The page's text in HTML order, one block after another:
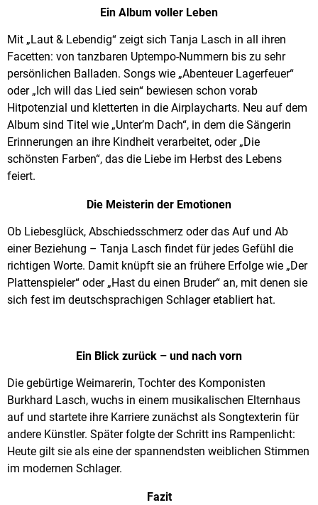
Ein Album voller Leben
Mit „Laut & Lebendig“ zeigt sich Tanja Lasch in all ihren
Facetten: von tanzbaren Uptempo-Nummern bis zu sehr
persönlichen Balladen. Songs wie „Abenteuer Lagerfeuer“
oder „Ich will das Lied sein“ bewiesen schon vorab
Hitpotenzial und kletterten in die Airplaycharts. Neu auf dem
Album sind Titel wie „Unter’m Dach“, in dem die Sängerin
Erinnerungen an ihre Kindheit verarbeitet, oder „Die
schönsten Farben“, das die Liebe im Herbst des Lebens
feiert.
Die Meisterin der Emotionen
Ob Liebesglück, Abschiedsschmerz oder das Auf und Ab
einer Beziehung – Tanja Lasch findet für jedes Gefühl die
richtigen Worte. Damit knüpft sie an frühere Erfolge wie „Der
Plattenspieler“ oder „Hast du einen Bruder“ an, mit denen sie
sich fest im deutschsprachigen Schlager etabliert hat.
Ein Blick zurück – und nach vorn
Die gebürtige Weimarerin, Tochter des Komponisten
Burkhard Lasch, wuchs in einem musikalischen Elternhaus
auf und startete ihre Karriere zunächst als Songtexterin für
andere Künstler. Später folgte der Schritt ins Rampenlicht:
Heute gilt sie als eine der spannendsten weiblichen Stimmen
im modernen Schlager.
Fazit